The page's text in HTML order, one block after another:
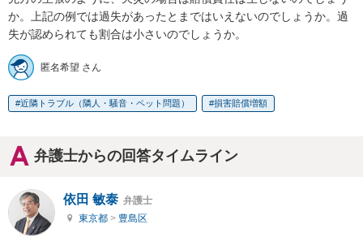
か。上記の例では過失があったとまではいえないのでしょうか。過
失が認められても割合は小さいのでしょうか。
匿名希望 さん
近隣トラブル（隣人・騒音・ペット問題） 損害賠償増額
弁護士からの回答タイムライン
依田 敏泰 弁護士
東京都 > 豊島区